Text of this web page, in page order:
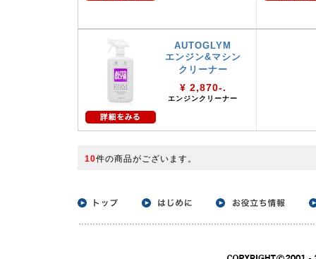
AUTOGLYM
エンジン&マシン
クリーナー
¥ 2,870-.
エンジンクリーナー
10件の商品がございます。